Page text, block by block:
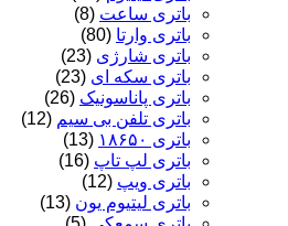
باتری ساعت (8)
باتری وارتا (80)
باتری شارژی (23)
باتری سکه ای (23)
باتری پاناسونیک (26)
باتری تلفن بی سیم (12)
باتری ۱۸۶۵۰
(13)
باتری لپ تاپ (16)
باتری ویپ (12)
باتری لیتیوم یون (13)